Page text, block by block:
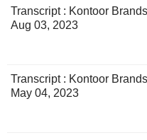
Transcript : Kontoor
Aug 03, 2023
Transcript : Kontoor
May 04, 2023